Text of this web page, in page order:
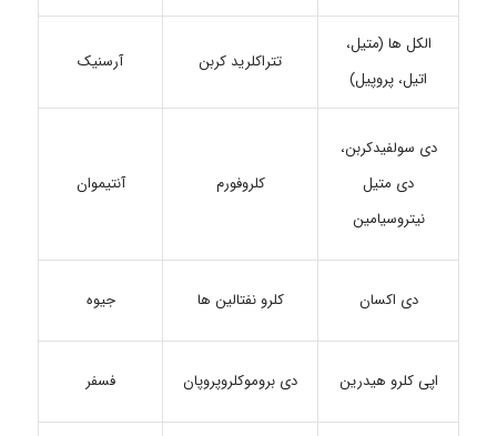
الکل ها (متیل،
اتیل، پروپیل)
تتراکلرید کربن آرسنیک
دی سولفیدکربن،
دی متیل
نیتروسیامین
کلروفورم آنتیموان
دی اکسان کلرو نفتالین ها جیوه
اپی کلرو هیدرین دی بروموکلروپروپان فسفر